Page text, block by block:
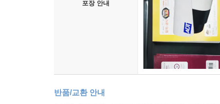
포장 안내
반품/교환 안내